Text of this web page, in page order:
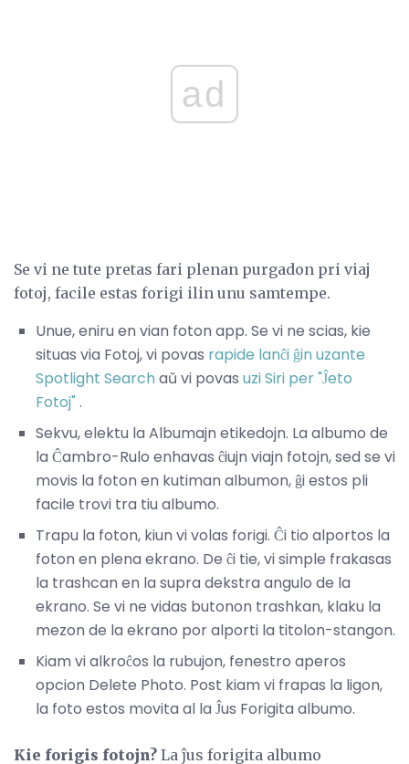
ad
Se vi ne tute pretas fari plenan purgadon pri viaj
fotoj, facile estas forigi ilin unu samtempe.
Unue, eniru en vian foton app. Se vi ne scias, kie
situas via Fotoj, vi povas rapide lanĉi ĝin uzante
Spotlight Searchaŭ vi povas uzi Siri per "Ĵeto
Fotoj".
Sekvu, elektu la Albumajn etikedojn. La albumo de
la Ĉambro-Rulo enhavas ĉiujn viajn fotojn, sed se vi
movis la foton en kutiman albumon, ĝi estos pli
facile trovi tra tiu albumo.
Trapu la foton, kiun vi volas forigi. Ĉi tio alportos la
foton en plena ekrano. De ĉi tie, vi simple frakasas
la trashcan en la supra dekstra angulo de la
ekrano. Se vi ne vidas butonon trashkan, klaku la
mezon de la ekrano por alporti la titolon-stangon.
Kiam vi alkroĉos la rubujon, fenestro aperos
opcion Delete Photo. Post kiam vi frapas la ligon,
la foto estos movita al la Ĵus Forigita albumo.
Kie forigis fotojn? La ĵus forigita albumo